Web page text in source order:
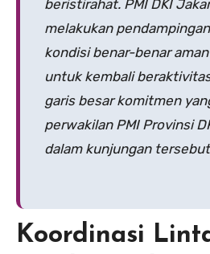
beristirahat. PMI DKI
melakukan
kondisi benar-benar
untuk kembali
garis besar komitmen
perwakilan PMI Provinsi
dalam kunjungan
Koordinasi